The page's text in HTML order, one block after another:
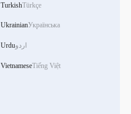
TurkishTürkçe
UkrainianУкраїнська
Urduاردو
VietnameseTiếng Việt